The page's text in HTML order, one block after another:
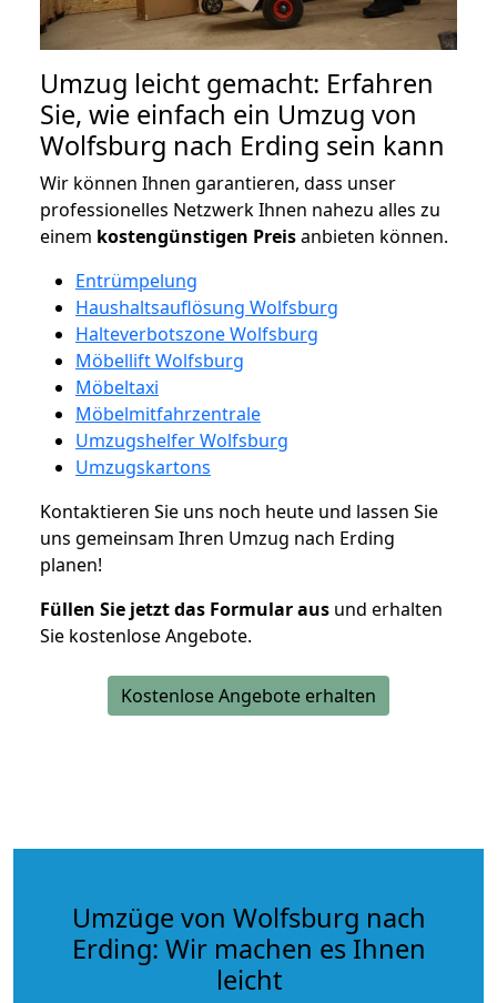
Umzug leicht gemacht: Erfahren
Sie, wie einfach ein Umzug von
Wolfsburg nach Erding sein kann
Wir können Ihnen garantieren, dass unser
professionelles Netzwerk Ihnen nahezu alles zu
einem kostengünstigen Preisanbieten können.
Entrümpelung
Haushaltsauflösung Wolfsburg
Halteverbotszone Wolfsburg
Möbellift Wolfsburg
Möbeltaxi
Möbelmitfahrzentrale
Umzugshelfer Wolfsburg
Umzugskartons
Kontaktieren Sie uns noch heute und lassen Sie
uns gemeinsam Ihren Umzug nach Erding
planen!
Füllen Sie jetzt das Formular aus und erhalten
Sie kostenlose Angebote.
Kostenlose Angebote erhalten
Umzüge von Wolfsburg nach
Erding: Wir machen es Ihnen
leicht